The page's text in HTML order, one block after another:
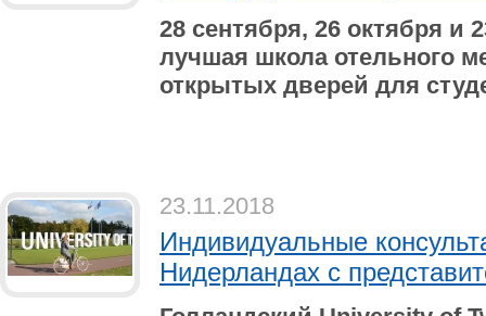
28 сентября, 26 октября и
лучшая школа отельного
открытых дверей для
23.11.2018
Индивидуальные
Нидерландах с